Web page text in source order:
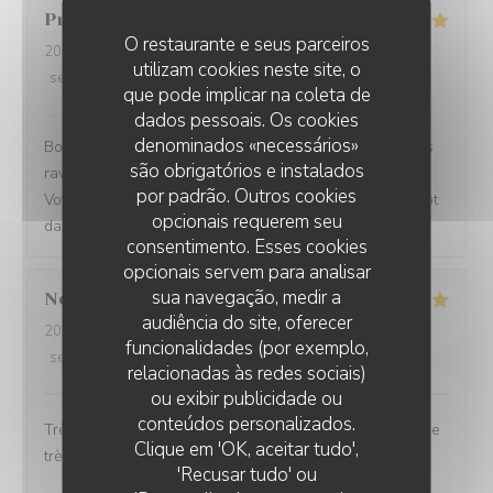
O restaurante e seus parceiros
utilizam cookies neste site, o
que pode implicar na coleta de
dados pessoais. Os cookies
denominados «necessários»
são obrigatórios e instalados
por padrão. Outros cookies
opcionais requerem seu
consentimento. Esses cookies
opcionais servem para analisar
sua navegação, medir a
audiência do site, oferecer
funcionalidades (por exemplo,
relacionadas às redes sociais)
ou exibir publicidade ou
conteúdos personalizados.
Clique em 'OK, aceitar tudo',
'Recusar tudo' ou
Priscilla
2026-08-01 - 11:30 - guests 2
service
ambience :4/5 menu : 4/5 quality_price
Le BK restaurant has responded to the review
Bonjour Priscilla, Merci pour votre retour ! Nous sommes
ravis que vous ayez passé un bon moment parmi nous.
Votre satisfaction nous fait vraiment plaisir. À très bientôt
dans notre établissement ! L'équipe du BK restaurant
Nesrine
2026-08-02
- 15:00 - guests 2
service
ambience:5/5 menu: 5/5 quality_price
Très beau restaurant avec une ambiance féerique et une
très bonne bouffeLE BK RESTAURANT